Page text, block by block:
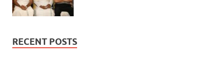
RECENT POSTS